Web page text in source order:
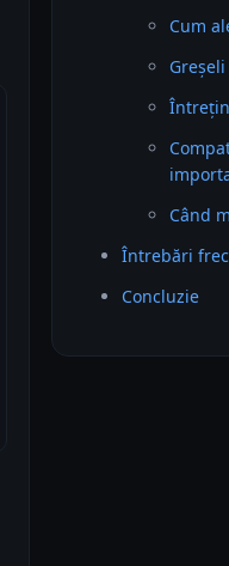
Cum
Când
Întrebări
Concluzie